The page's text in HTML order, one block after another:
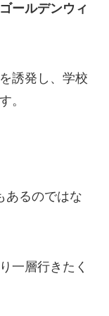
ゴールデンウィ
を誘発し、学校
。
あるのではな
一層行きたく